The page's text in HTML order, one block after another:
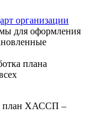
организации
для оформления
плана
и план ХАССП –